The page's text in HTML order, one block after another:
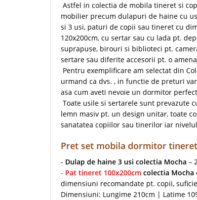
Astfel in colectia de mobila tineret si
mobilier precum dulapuri de haine cu
si 3 usi, paturi de copii sau tineret cu
120x200cm, cu sertar sau cu lada pt.
suprapuse, birouri si biblioteci pt.
sertare sau diferite accesorii pt. o
Pentru exemplificare am selectat din
urmand ca dvs. , in functie de preturi
asa cum aveti nevoie un dormitor
Toate usile si sertarele sunt prevazute
lemn masiv pt. un design unitar, toate
sanatatea copiilor sau tinerilor iar
Pret set mobila dormitor
- Dulap de haine 3 usi colectia Mocha –
- Pat tineret 100x200cm colectia Mocha
dimensiuni recomandate pt. copii,
Dimensiuni: Lungime 210cm | Latime